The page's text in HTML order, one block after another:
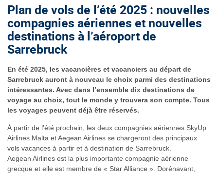
Plan de vols de l’été 2025 : nouvelles
compagnies aériennes et nouvelles
destinations à l’aéroport de
Sarrebruck
En été 2025, les vacancières et vacanciers au départ de
Sarrebruck auront à nouveau le choix parmi des destinations
intéressantes. Avec dans l’ensemble dix destinations de
voyage au choix, tout le monde y trouvera son compte. Tous
les voyages peuvent déjà être réservés.
À partir de l’été prochain, les deux compagnies aériennes SkyUp
Airlines Malta et Aegean Airlines se chargeront des principaux
vols vacances à partir et à destination de Sarrebruck.
Aegean Airlines est la plus importante compagnie aérienne
grecque et elle est membre de « Star Alliance ». Dorénavant,